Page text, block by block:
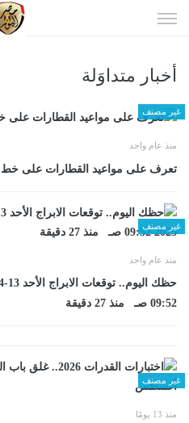
الى
أخبار متداوَلة
غير مصنف
منذ عام واحد
تعرف على مواعيد القطارات على خط
غير مصنف
منذ عام واحد
09:52 صـ منذ 27 دقيقة
غير مصنف
منذ 13 يومًا